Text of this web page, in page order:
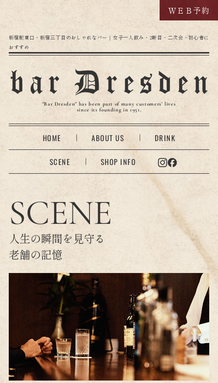
新宿駅東口・新宿三丁目のおしゃれなバー｜女子一人飲み・2軒目・二次会・初心者に
おすすめ
"Bar Dresden" has been part of many customers' lives
since its founding in 1951.
HOME ABOUT US DRINK
SCENE SHOP INFO
SCENE
人生の瞬間を見守る
老舗の記憶
ＷＥＢ予約